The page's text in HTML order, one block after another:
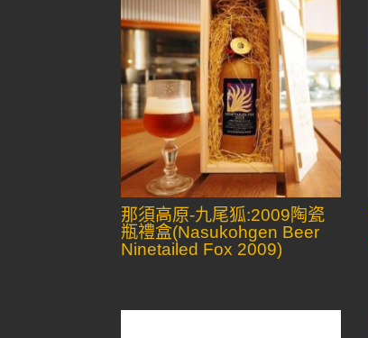
那須高原-九尾狐:2009陶瓷
瓶禮盒(Nasukohgen Beer
Ninetailed Fox 2009)